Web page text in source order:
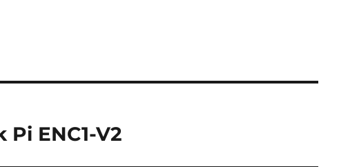
Pi ENC1-V2